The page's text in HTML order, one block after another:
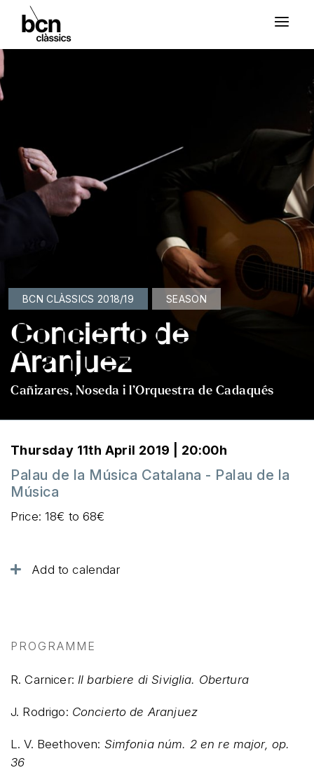
BCN CLÀSSICS 2018/19 SEASON
Concierto de
Aranjuez
Cañizares, Noseda i l’Orquestra de Cadaqués
Thursday 11th April 2019 | 20:00h
Palau de la Música Catalana - Palau de la
Música
Price: 18€ to 68€
Add to calendar
PROGRAMME
R. Carnicer: Il barbiere di Siviglia. Obertura
J. Rodrigo: Concierto de Aranjuez
L. V. Beethoven: Simfonia núm. 2 en re major, op.
36